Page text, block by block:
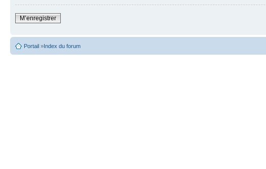
M’enregistrer
Portail »Index du forum